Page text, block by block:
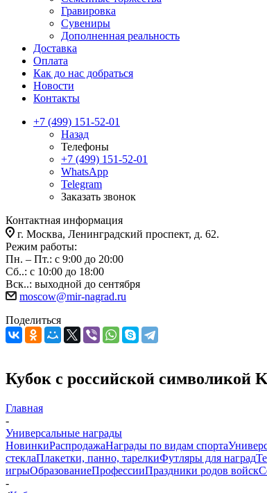
Гравировка
Сувениры
Дополненная реальность
Доставка
Оплата
Как до нас добраться
Новости
Контакты
+7 (499) 151-52-01
Назад
Телефоны
+7 (499) 151-52-01
WhatsApp
Telegram
Заказать звонок
Контактная информация
г. Москва, Ленинградский проспект, д. 62.
Режим работы:
Пн. – Пт.: с 9:00 до 20:00
Сб..: с 10:00 до 18:00
Вск..: выходной до сентября
moscow@mir-nagrad.ru
Поделиться
Кубок с российской символикой
Главная
-
Универсальные награды
НовинкиРаспродажаНаграды по видам спорта
стеклаПлакетки, панно, тарелкиФутляры для наград
игрыОбразованиеПрофессииПраздники родов войск
-